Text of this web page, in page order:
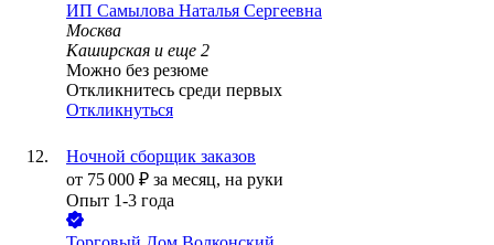
ИП Самылова Наталья Сергеевна
Москва
Каширская и еще 2
Можно без резюме
Откликнитесь среди первых
Откликнуться
Ночной сборщик заказов
от 75 000 ₽ за месяц, на руки
Опыт 1-3 года